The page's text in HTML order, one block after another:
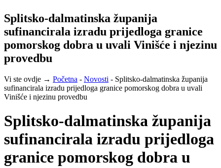
Splitsko-dalmatinska županija
sufinancirala izradu prijedloga granice
pomorskog dobra u uvali Vinišće i njezinu
provedbu
Vi ste ovdje → Početna - Novosti - Splitsko-dalmatinska županija
sufinancirala izradu prijedloga granice pomorskog dobra u uvali
Vinišće i njezinu provedbu
Splitsko-dalmatinska županija
sufinancirala izradu prijedloga
granice pomorskog dobra u